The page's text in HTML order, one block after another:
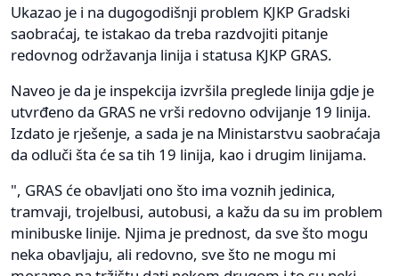
Ukazao je i na dugogodišnji problem KJKP Gradski
saobraćaj, te istakao da treba razdvojiti pitanje
redovnog održavanja linija i statusa KJKP GRAS.
Naveo je da je inspekcija izvršila preglede linija gdje je
utvrđeno da GRAS ne vrši redovno odvijanje 19 linija.
Izdato je rješenje, a sada je na Ministarstvu saobraćaja
da odluči šta će sa tih 19 linija, kao i drugim linijama.
", GRAS će obavljati ono što ima voznih jedinica,
tramvaji, trojelbusi, autobusi, a kažu da su im problem
minibuske linije. Njima je prednost, da sve što mogu
neka obavljaju, ali redovno, sve što ne mogu mi